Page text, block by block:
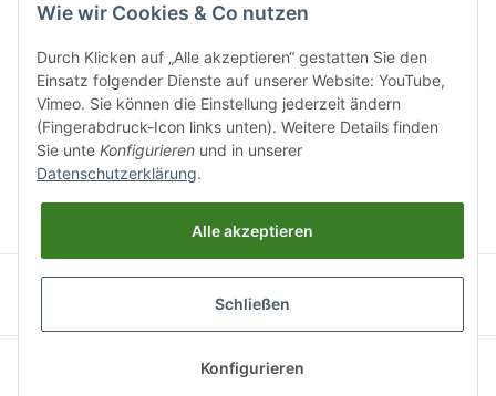
Wie wir Cookies & Co nutzen
Durch Klicken auf „Alle akzeptieren“ gestatten Sie den
Einsatz folgender Dienste auf unserer Website: YouTube,
Vimeo. Sie können die Einstellung jederzeit ändern
(Fingerabdruck-Icon links unten). Weitere Details finden
Sie unte Konfigurieren und in unserer
Datenschutzerklärung.
Alle akzeptieren
Schließen
Konfigurieren
Öffnungszeiten (Mo-Fr.) 8:00 - 17:00
Informationen
Gesetzliche Informationen
* Alle Preise zzgl. gesetzlicher MWSt., zzgl.
© vertipark